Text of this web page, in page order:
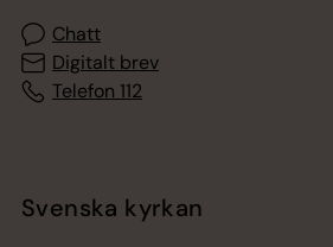
Chatt
Digitalt brev
Telefon 112
Svenska kyrkan